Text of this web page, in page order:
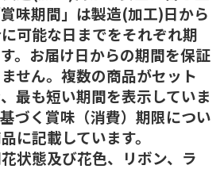
味期間」は製造(加工)日から
可能な日までをそれぞれ期
。お届け日からの期間を保証
せん。複数の商品がセット
最も短い期間を表示していま
づく賞味（消費）期限につい
に記載しています。
状態及び花色、リボン、ラ